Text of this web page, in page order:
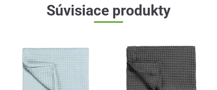
Súvisiace produkty